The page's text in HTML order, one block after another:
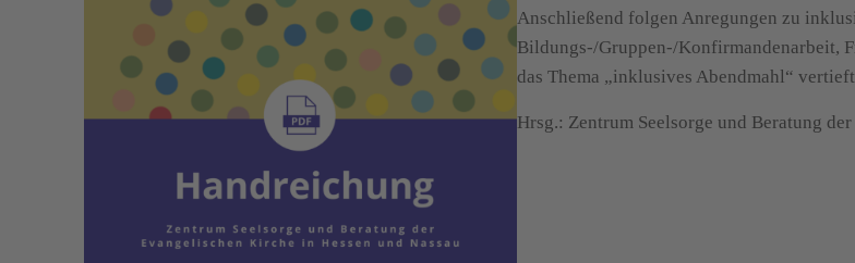
Anschließend folgen Anregungen zu
Bildungs-/Gruppen-/Konfirmandenarbeit,
das Thema „inklusives Abendmahl“
Hrsg.: Zentrum Seelsorge und Beratung